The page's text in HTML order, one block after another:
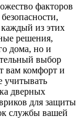
факторов
из этих
решения,
дома, но и
выбор
вам комфорт и
учитывать
дверных
для защиты
службы вашей